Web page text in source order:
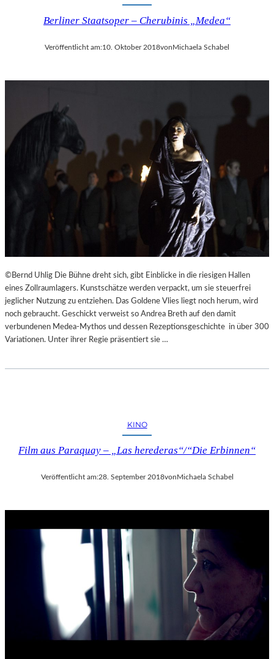
Berliner Staatsoper – Cherubinis „Medea“
Veröffentlicht am:10. Oktober 2018vonMichaela Schabel
©Bernd Uhlig Die Bühne dreht sich, gibt Einblicke in die riesigen Hallen
eines Zollraumlagers. Kunstschätze werden verpackt, um sie steuerfrei
jeglicher Nutzung zu entziehen. Das Goldene Vlies liegt noch herum, wird
noch gebraucht. Geschickt verweist so Andrea Breth auf den damit
verbundenen Medea-Mythos und dessen Rezeptionsgeschichte in über 300
Variationen. Unter ihrer Regie präsentiert sie …
KINO
Film aus Paraquay – „Las herederas“/“Die Erbinnen“
Veröffentlicht am:28. September 2018von Michaela Schabel